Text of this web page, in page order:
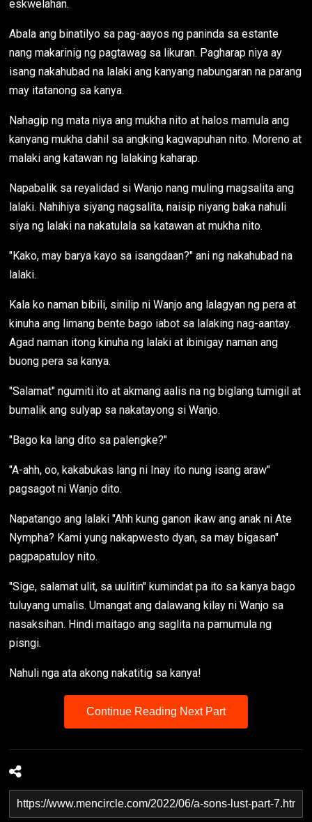
eskwelahan.
Abala ang binatilyo sa pag-aayos ng paninda sa estante
nang makarinig ng pagtawag sa likuran. Pagharap niya ay
isang nakahubad na lalaki ang kanyang nabungaran na parang
may itatanong sa kanya.
Nahagip ng mata niya ang mukha nito at halos mamula ang
kanyang mukha dahil sa angking kagwapuhan nito. Moreno at
malaki ang katawan ng lalaking kaharap.
Napabalik sa reyalidad si Wanjo nang muling magsalita ang
lalaki. Nahihiya siyang nagsalita, naisip niyang baka nahuli
siya ng lalaki na nakatulala sa katawan at mukha nito.
"Kako, may barya kayo sa isangdaan?" ani ng nakahubad na
lalaki.
Kala ko naman bibili, sinilip ni Wanjo ang lalagyan ng pera at
kinuha ang limang bente bago iabot sa lalaking nag-aantay.
Agad naman itong kinuha ng lalaki at ibinigay naman ang
buong pera sa kanya.
"Salamat" ngumiti ito at akmang aalis na ng biglang tumigil at
bumalik ang sulyap sa nakatayong si Wanjo.
"Bago ka lang dito sa palengke?"
"A-ahh, oo, kakabukas lang ni Inay ito nung isang araw"
pagsagot ni Wanjo dito.
Napatango ang lalaki "Ahh kung ganon ikaw ang anak ni Ate
Nympha? Kami yung nakapwesto dyan, sa may bigasan"
pagpapatuloy nito.
"Sige, salamat ulit, sa uulitin" kumindat pa ito sa kanya bago
tuluyang umalis. Umangat ang dalawang kilay ni Wanjo sa
nasaksihan. Hindi maitago ang saglita na pamumula ng
pisngi.
Nahuli nga ata akong nakatitig sa kanya!
Continue Reading Next Part